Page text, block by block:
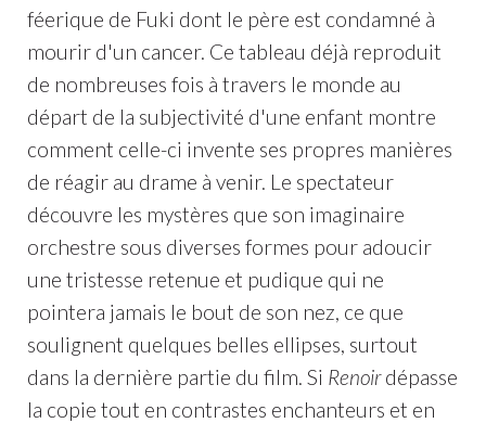
féerique de Fuki dont le père est condamné à
mourir d'un cancer. Ce tableau déjà reproduit
de nombreuses fois à travers le monde au
départ de la subjectivité d'une enfant montre
comment celle-ci invente ses propres manières
de réagir au drame à venir. Le spectateur
découvre les mystères que son imaginaire
orchestre sous diverses formes pour adoucir
une tristesse retenue et pudique qui ne
pointera jamais le bout de son nez, ce que
soulignent quelques belles ellipses, surtout
dans la dernière partie du film. Si Renoirdépasse
la copie tout en contrastes enchanteurs et en